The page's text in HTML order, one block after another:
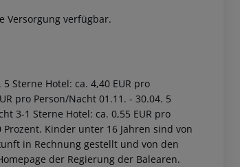
Versorgung verfügbar.
Sterne Hotel: ca. 4,40 EUR pro
pro Person/Nacht 01.11. - 30.04. 5
3-1 Sterne Hotel: ca. 0,55 EUR pro
Kinder unter 16 Jahren sind von
in Rechnung gestellt und von den
der Regierung der Balearen.